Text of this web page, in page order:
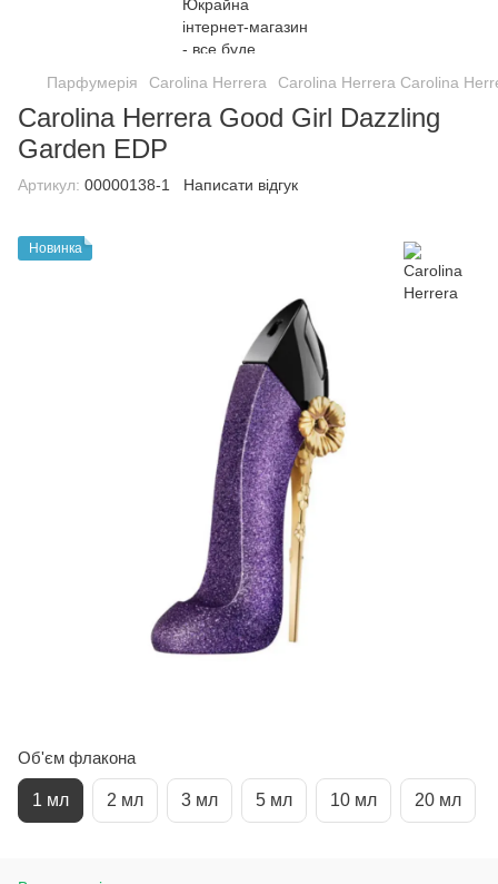
Парфумерія Carolina Herrera Carolina Herrera Carolina
Carolina Herrera Good Girl Dazzling
Garden EDP
Артикул: 00000138-1 Написати відгук
Новинка
Об'єм флакона
1 мл 2 мл 3 мл 5 мл 10 мл 20 мл